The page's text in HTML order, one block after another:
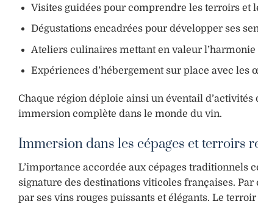
Visites guidées pour comprendre les terroirs et
Dégustations encadrées pour développer ses
Ateliers culinaires mettant en valeur
Expériences d’hébergement sur place avec
Chaque région déploie ainsi un éventail
immersion complète dans le monde du vin.
Immersion dans les cépages et terroirs
L’importance accordée aux cépages traditionnels
signature des destinations viticoles françaises.
par ses vins rouges puissants et élégants. Le